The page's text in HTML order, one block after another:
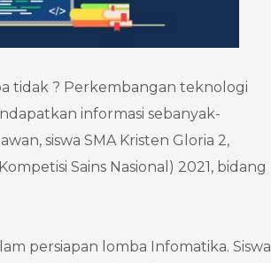
tidak ? Perkembangan teknologi
informasi sebanyak-
siswa SMA Kristen Gloria 2,
Sains Nasional) 2021, bidang
persiapan lomba Infomatika. Siswa